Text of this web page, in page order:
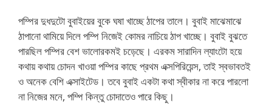
পম্পির দুধদুটো বুবাইয়ের বুকে ঘষা খাচ্ছে ঠাপের তালে। বুবাই মাঝেমাঝে
ঠাপানো থামিয়ে দিলে পম্পি নিজেই কোমর নাচিয়ে ঠাপ খাচ্ছে। বুবাই বুঝতে
পারছিল পম্পির বেশ ভালোরকমই চড়েছে। এরকম সারাদিন ল্যাংটো হয়ে
কথায় কথায় চোদন খাওয়া পম্পির কাছে প্রথম এক্সপিরিয়েন্স, তাই স্বভাবতই
ও অনেক বেশি এক্সাইটেড। তবে বুবাই একটা কথা স্বীকার না করে পারলো
না নিজের মনে, পম্পি কিন্তু চোদাতেও পারে কিছু।